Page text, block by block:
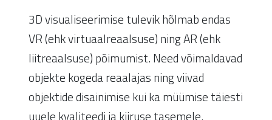
3D visualiseerimise tulevik hõlmab endas
VR (ehk virtuaalreaalsuse) ning AR (ehk
liitreaalsuse) põimumist. Need võimaldavad
objekte kogeda reaalajas ning viivad
objektide disainimise kui ka müümise täiesti
uuele kvaliteedi ja kiiruse tasemele.